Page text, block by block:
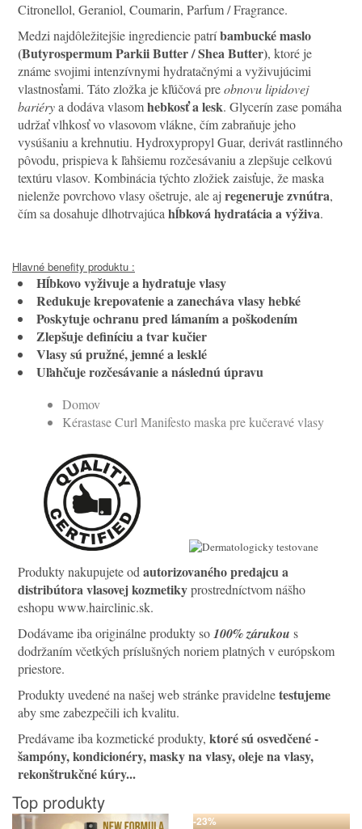
Citronellol, Geraniol, Coumarin, Parfum / Fragrance.
Medzi najdôležitejšie ingrediencie patríbambucké maslo
(Butyrospermum Parkii Butter / Shea Butter), ktoré je
známe svojimi intenzívnymi hydratačnými a vyživujúcimi
vlastnosťami. Táto zložka je kľúčová preobnovu lipidovej
bariérya dodáva vlasomhebkosť a lesk. Glycerín zase pomáha
udržať vlhkosť vo vlasovom vlákne, čím zabraňuje jeho
vysúšaniu a krehnutiu. Hydroxypropyl Guar, derivát rastlinného
pôvodu, prispieva k ľahšiemu rozčesávaniu a zlepšuje celkovú
textúru vlasov. Kombinácia týchto zložiek zaisťuje, že maska
nielenže povrchovo vlasy ošetruje, ale aj regeneruje zvnútra,
čím sa dosahuje dlhotrvajúca hĺbková hydratácia a výživa.
Hlavné benefity produktu :
Hĺbkovo vyživuje a hydratuje vlasy
Redukuje krepovatenie a zanecháva vlasy hebké
Poskytuje ochranu pred lámaním a poškodením
Zlepšuje definíciu a tvar kučier
Vlasy sú pružné, jemné a lesklé
Uľahčuje rozčesávanie a následnú úpravu
Domov
Kérastase Curl Manifesto maska pre kučeravé vlasy
Produkty nakupujete odautorizovaného predajcu a
distribútora vlasovej kozmetikyprostredníctvom nášho
eshopu www.hairclinic.sk.
Dodávame iba originálne produkty so100% zárukou s
dodržaním včetkých príslušných noriem platných v európskom
priestore.
Produkty uvedené na našej web stránke pravidelnetestujeme
aby sme zabezpečili ich kvalitu.
Predávame iba kozmetické produkty, ktoré sú osvedčené-
šampóny, kondicionéry, masky na vlasy, oleje na vlasy,
rekonštrukčné kúry...
Top produkty
-23%